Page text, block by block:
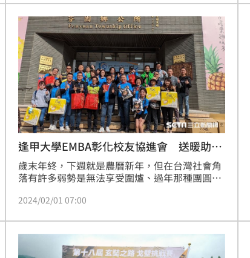
經每天以雙手打電線桿，就為了訓練自己的忍耐
力。
逢甲大學EMBA彰化校友協進會 送暖助弱
勢
歲末年終，下週就是農曆新年，但在台灣社會角
落有許多弱勢是無法享受圍爐、過年那種團圓氣
加深孤寂感，逢甲大學EMBA彰化校友協進會賴
（1/28）週三齊集芬園鄉公所發放愛心紅包和物
資包給芬園鄉低收入戶與獨居老人，共計231名
受惠。
2024/02/01 07:00